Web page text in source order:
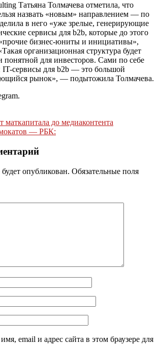
Татьяна Толмачева отметила, что
назвать «новым» направлением — по
в него «уже зрелые, генерирующие
сервисы для b2b, которые до этого
бизнес-юниты и инициативы»,
организационная структура будет
понятной для инвесторов. Сами по себе
IT-сервисы для b2b — это большой
рынок», — подытожила Толмачева.
маткапитала до медиаконтента
— РБК:
опубликован. Обязательные поля
email и адрес сайта в этом браузере для